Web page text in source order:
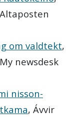
om valdtekt,
newsdesk
nisson­
, Ávvir